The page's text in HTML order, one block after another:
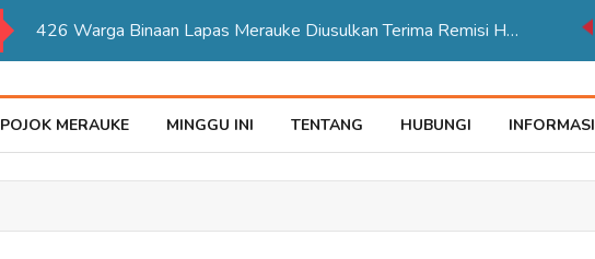
Kadisdukcapil Merauke Tegaskan Pelayana KTP Sesuai SOP
POJOK MERAUKE MINGGU INI TENTANG HUBUNGI INFORMASI